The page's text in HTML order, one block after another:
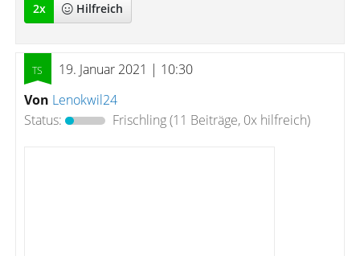
2x Hilfreich
19. Januar 2021 | 10:30
Von Lenokwil24
Status:
Frischling(11 Beiträge, 0x hilfreich)